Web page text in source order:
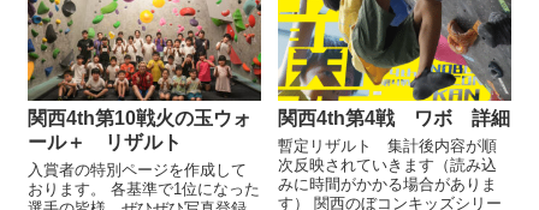
関西4th第10戦火の玉ウォ
ール＋ リザルト
入賞者の特別ページを作成して
おります。 各基準で1位になった
関西4th第4戦 ワボ 詳細
暫定リザルト 集計後内容が順
次反映されていきます（読み込
みに時間がかかる場合がありま
す） 関西のぼコンキッズシリー